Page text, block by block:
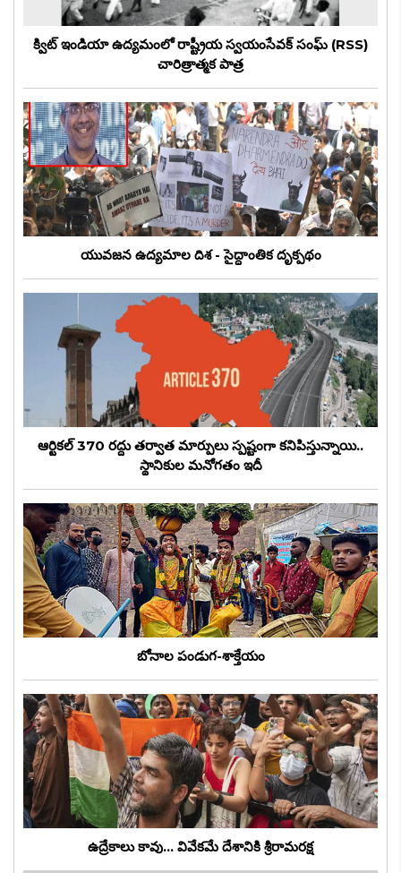
క్విట్ ఇండియా ఉద్యమంలో రాష్ట్రీయ స్వయంసేవక్ సంఘ్ (RSS)
చారిత్రాత్మక పాత్ర
యువజన ఉద్యమాల దిశ - సైద్ధాంతిక దృక్పథం
ఆర్టికల్ 370 రద్దు తర్వాత మార్పులు స్పష్టంగా కనిపిస్తున్నాయి..
స్థానికుల మనోగతం ఇదీ
బోనాల పండుగ-శాక్తేయం
ఉద్రేకాలు కావు... వివేకమే దేశానికి శ్రీరామరక్ష